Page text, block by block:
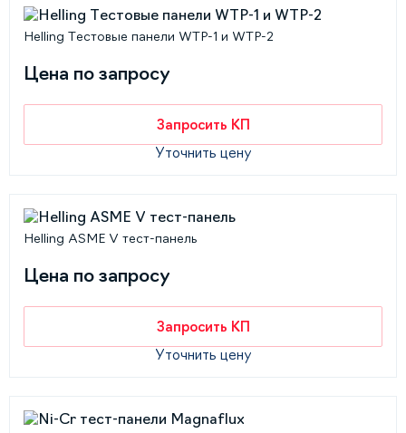
Helling Тестовые панели WTP-1 и WTP-2
Цена по запросу
Запросить КП
Уточнить цену
Helling ASME V тест-панель
Цена по запросу
Запросить КП
Уточнить цену